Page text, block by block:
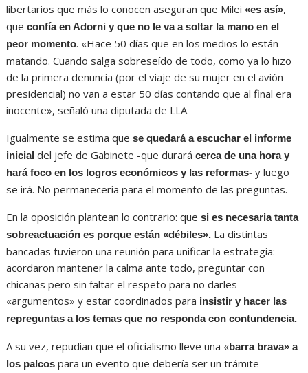
libertarios que más lo conocen aseguran que Milei«es así»,
que confía en Adorni y que no le va a soltar la mano en el
peor momento. «Hace 50 días que en los medios lo están
matando. Cuando salga sobreseído de todo, como ya lo hizo
de la primera denuncia (por el viaje de su mujer en el avión
presidencial) no van a estar 50 días contando que al final era
inocente», señaló una diputada de LLA.
Igualmente se estima quese quedará a escuchar el informe
inicial del jefe de Gabinete -que durarácerca de una hora y
hará foco en los logros económicos y las reformas- y luego
se irá. No permanecería para el momento de las preguntas.
En la oposición plantean lo contrario: quesi es necesaria tanta
sobreactuación es porque están «débiles». La distintas
bancadas tuvieron una reunión para unificar la estrategia:
acordaron mantener la calma ante todo, preguntar con
chicanas pero sin faltar el respeto para no darles
«argumentos» y estar coordinados para insistir y hacer las
repreguntas a los temas que no responda con contundencia.
A su vez, repudian que el oficialismo lleve una «barra brava» a
los palcospara un evento que debería ser un trámite